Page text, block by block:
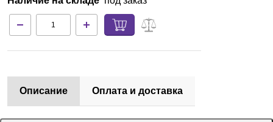
Доставка и оплата
Описание Оплата и доставка